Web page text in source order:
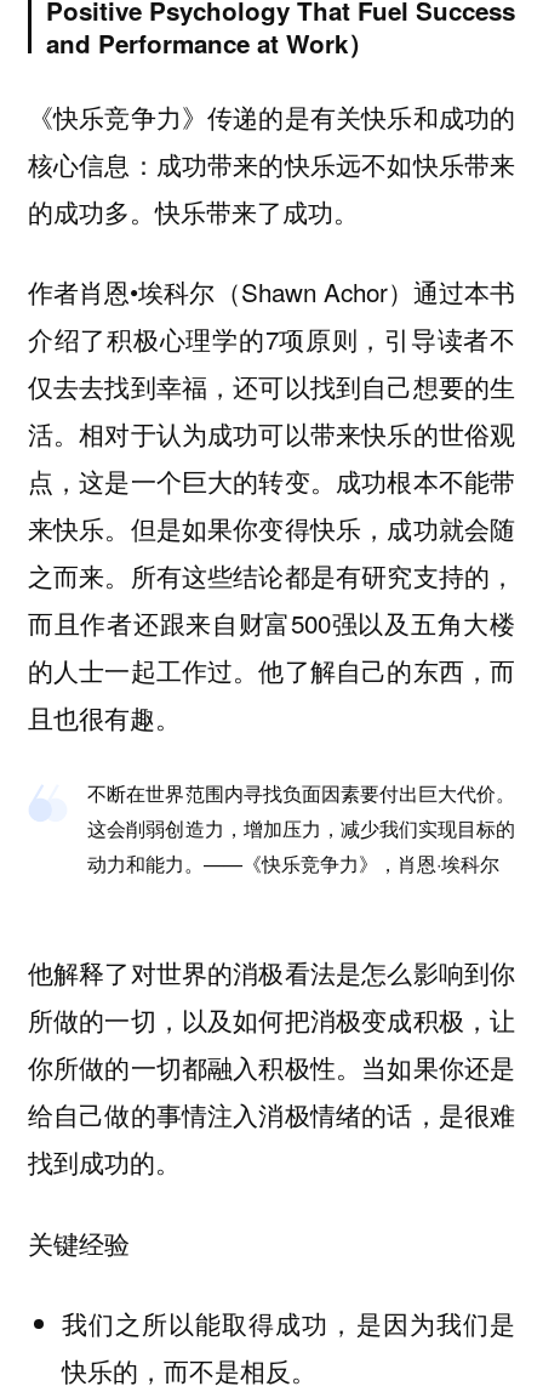
Positive Psychology That Fuel Success
and Performance at Work）
《快乐竞争力》传递的是有关快乐和成功的
核心信息：成功带来的快乐远不如快乐带来
的成功多。快乐带来了成功。
作者肖恩•埃科尔（Shawn Achor）通过本书
介绍了积极心理学的7项原则，引导读者不
仅去去找到幸福，还可以找到自己想要的生
活。相对于认为成功可以带来快乐的世俗观
点，这是一个巨大的转变。成功根本不能带
来快乐。但是如果你变得快乐，成功就会随
之而来。所有这些结论都是有研究支持的，
而且作者还跟来自财富500强以及五角大楼
的人士一起工作过。他了解自己的东西，而
且也很有趣。
不断在世界范围内寻找负面因素要付出巨大代价。
这会削弱创造力，增加压力，减少我们实现目标的
动力和能力。——《快乐竞争力》，肖恩·埃科尔
他解释了对世界的消极看法是怎么影响到你
所做的一切，以及如何把消极变成积极，让
你所做的一切都融入积极性。当如果你还是
给自己做的事情注入消极情绪的话，是很难
找到成功的。
关键经验
我们之所以能取得成功，是因为我们是
快乐的，而不是相反。